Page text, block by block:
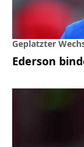
Geplatzter
Ederson